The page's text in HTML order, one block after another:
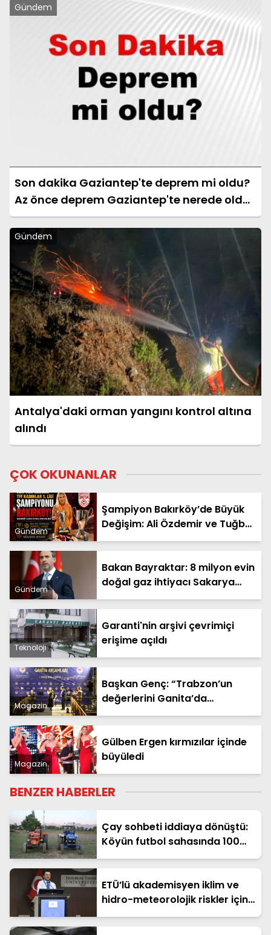
Gündem
Son dakika Gaziantep'te deprem mi oldu?
Az önce deprem Gaziantep'te nerede oldu?
Gaziantep deprem Kandilli ve AFAD son
depremler listesi 09 Ağustos 2026
Gündem
Antalya'daki orman yangını kontrol altına
alındı
ÇOK OKUNANLAR
Gündem
Şampiyon Bakırköy’de Büyük
Değişim: Ali Özdemir ve Tuğba
Çömlekçioğlu Dönemi Başladı
Gündem
Bakan Bayraktar: 8 milyon evin
doğal gaz ihtiyacı Sakarya
Gaz Sahamızdan sağlanacak
Teknoloji
Garanti'nin arşivi çevrimiçi
erişime açıldı
Magazin
Başkan Genç: “Trabzon’un
değerlerini Ganita’da
yaşatıyoruz”
Magazin
Gülben Ergen kırmızılar içinde
büyüledi
BENZER HABERLER
Çay sohbeti iddiaya dönüştü:
Köyün futbol sahasında 100
metrelik traktör yarışı
ETÜ’lü akademisyen iklim ve
hidro-meteorolojik riskler için
İngiltere’de araştırma yapacak